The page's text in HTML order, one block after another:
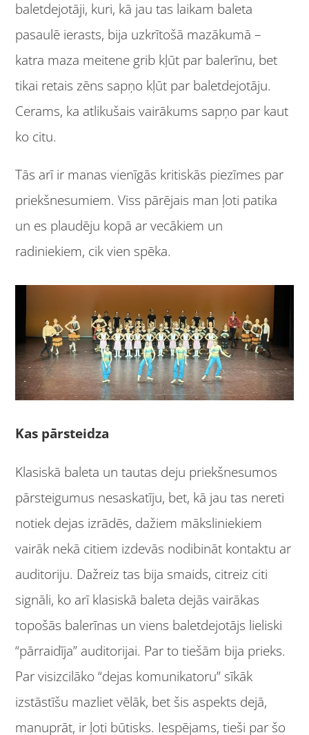
baletdejotāji, kuri, kā jau tas laikam baleta
pasaulē ierasts, bija uzkrītošā mazākumā –
katra maza meitene grib kļūt par balerīnu, bet
tikai retais zēns sapņo kļūt par baletdejotāju.
Cerams, ka atlikušais vairākums sapņo par kaut
ko citu.
Tās arī ir manas vienīgās kritiskās piezīmes par
priekšnesumiem. Viss pārējais man ļoti patika
un es plaudēju kopā ar vecākiem un
radiniekiem, cik vien spēka.
Kas pārsteidza
Klasiskā baleta un tautas deju priekšnesumos
pārsteigumus nesaskatīju, bet, kā jau tas nereti
notiek dejas izrādēs, dažiem māksliniekiem
vairāk nekā citiem izdevās nodibināt kontaktu ar
auditoriju. Dažreiz tas bija smaids, citreiz citi
signāli, ko arī klasiskā baleta dejās vairākas
topošās balerīnas un viens baletdejotājs lieliski
“pārraidīja” auditorijai. Par to tiešām bija prieks.
Par visizcilāko “dejas komunikatoru” sīkāk
izstāstīšu mazliet vēlāk, bet šis aspekts dejā,
manuprāt, ir ļoti būtisks. Iespējams, tieši par šo